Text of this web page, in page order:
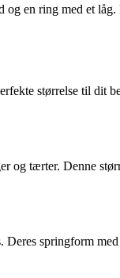
en ring med et
størrelse til
og tærter. Denne
springform